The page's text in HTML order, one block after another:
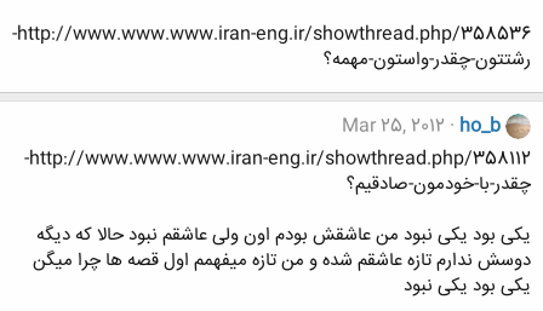
http://www.www.www.iran-eng.ir/showthread.php/358536-
رشتتون-چقدر-واستون-مهمه؟
ho_b
Mar 25, 2012
http://www.www.www.iran-eng.ir/showthread.php/358112-
چقدر-با-خودمون-صادقیم؟
یکی بود یکی نبود من عاشقش بودم اون ولی عاشقم نبود حالا که دیگه
دوسش ندارم تازه عاشقم شده و من تازه میفهمم اول قصه ها چرا میگن
یکی بود یکی نبود